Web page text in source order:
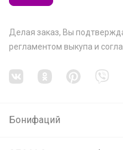
Делая заказ, Вы
регламентом выкупа и
Бонифаций